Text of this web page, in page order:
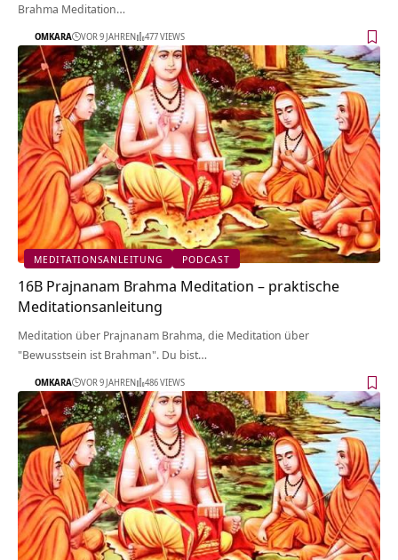
Brahma Meditation…
OMKARA VOR 9 JAHREN 477 VIEWS
MEDITATIONSANLEITUNG PODCAST
16B Prajnanam Brahma Meditation – praktische
Meditationsanleitung
Meditation über Prajnanam Brahma, die Meditation über
"Bewusstsein ist Brahman". Du bist…
OMKARA VOR 9 JAHREN 486 VIEWS